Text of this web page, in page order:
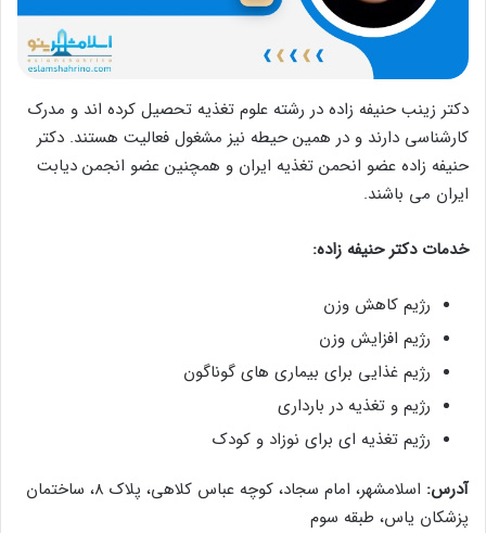
دکتر زینب حنیفه زاده در رشته علوم تغذیه تحصیل کرده اند و مدرک
کارشناسی دارند و در همین حیطه نیز مشغول فعالیت هستند. دکتر
حنیفه زاده عضو انحمن تغذیه ایران و همچنین عضو انجمن دیابت
ایران می باشند.
خدمات دکتر حنیفه زاده:
رژیم کاهش وزن
رژیم افزایش وزن
رژیم غذایی برای بیماری‌ های گوناگون
رژیم و تغذیه در بارداری
رژیم تغذیه ای برای نوزاد و کودک
آدرس:
اسلامشهر، امام سجاد، کوچه عباس کلاهی، پلاک 8، ساختمان
پزشکان یاس، طبقه سوم